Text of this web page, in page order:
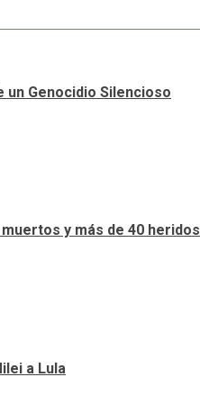
un Genocidio Silencioso
y más de 40 heridos
a Lula